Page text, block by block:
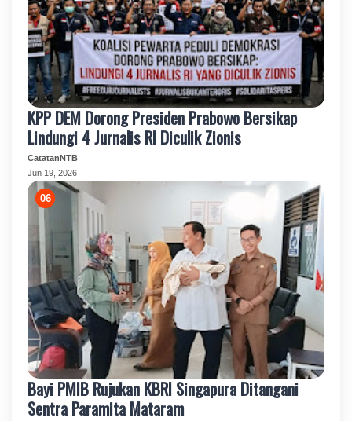
KPP DEM Dorong Presiden Prabowo Bersikap
Lindungi 4 Jurnalis RI Diculik Zionis
CatatanNTB
Jun 19, 2026
Bayi PMIB Rujukan KBRI Singapura Ditangani
Sentra Paramita Mataram